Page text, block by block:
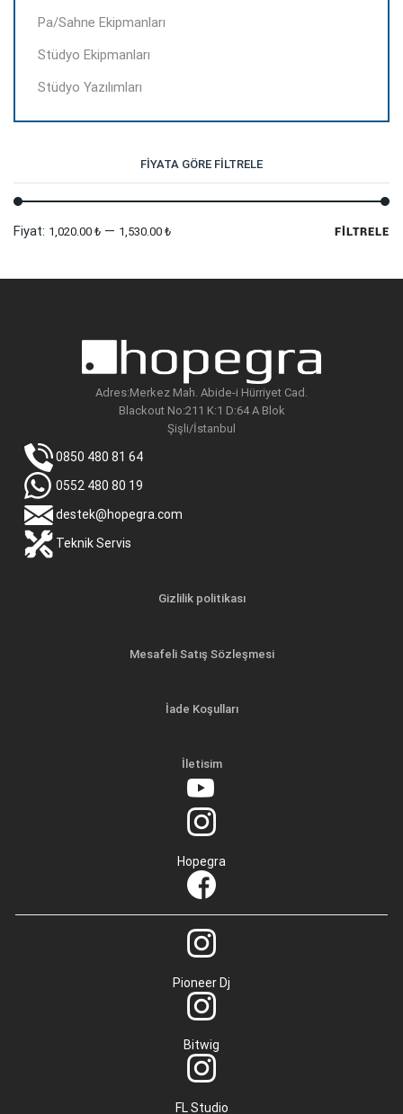
Pa/Sahne Ekipmanları
Stüdyo Ekipmanları
Stüdyo Yazılımları
FIYATA GÖRE FILTRELE
En
En
FILTRELE
Fiyat: 1,020.00 ₺ — 1,530.00 ₺
Adres:Merkez Mah. Abide-i Hürriyet Cad.
Blackout No:211 K:1 D:64 A Blok
Şişli/İstanbul
0850 480 81 64
0552 480 80 19
destek@hopegra.com
Teknik Servis
Gizlilik politikası
Mesafeli Satış Sözleşmesi
İade Koşulları
İletisim
Hopegra
Pioneer Dj
Bitwig
FL Studio